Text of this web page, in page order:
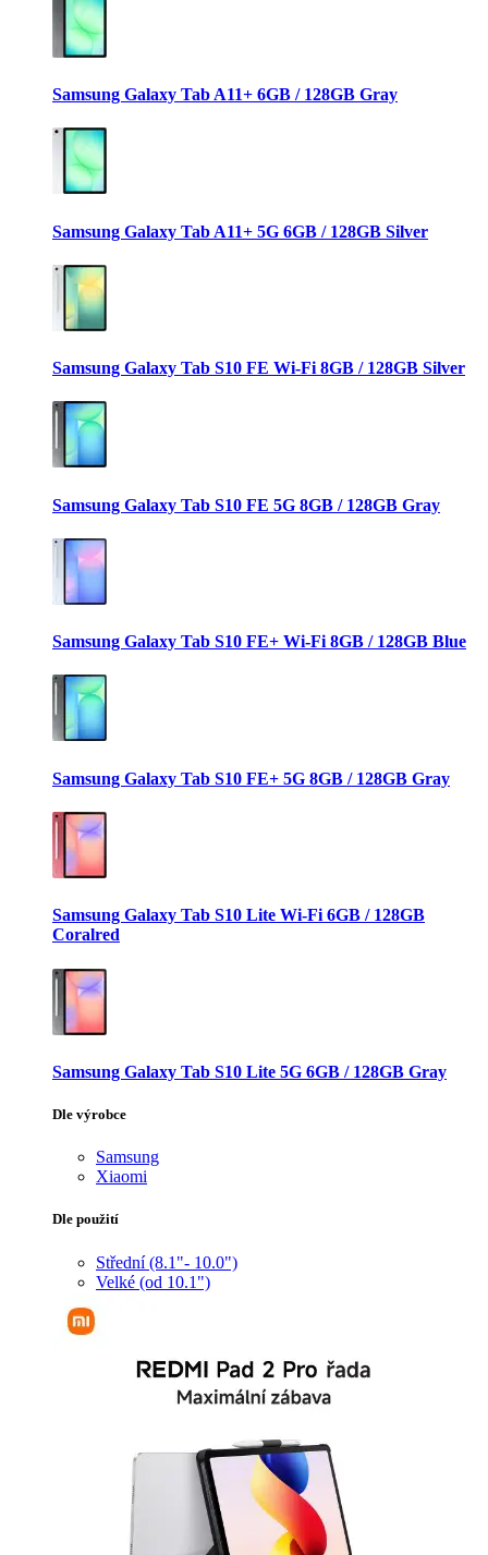
Samsung Galaxy Tab A11+ 6GB / 128GB Gray
Samsung Galaxy Tab A11+ 5G 6GB / 128GB Silver
Samsung Galaxy Tab S10 FE Wi-Fi 8GB / 128GB Silver
Samsung Galaxy Tab S10 FE 5G 8GB / 128GB Gray
Samsung Galaxy Tab S10 FE+ Wi-Fi 8GB / 128GB Blue
Samsung Galaxy Tab S10 FE+ 5G 8GB / 128GB Gray
Samsung Galaxy Tab S10 Lite Wi-Fi 6GB / 128GB
Coralred
Samsung Galaxy Tab S10 Lite 5G 6GB / 128GB Gray
Dle výrobce
Samsung
Xiaomi
Dle použití
Střední (8.1"- 10.0")
Velké (od 10.1")